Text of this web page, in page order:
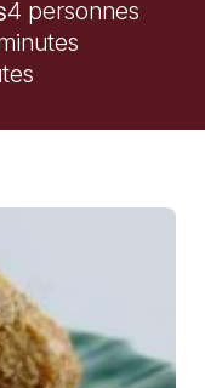
4 personnes